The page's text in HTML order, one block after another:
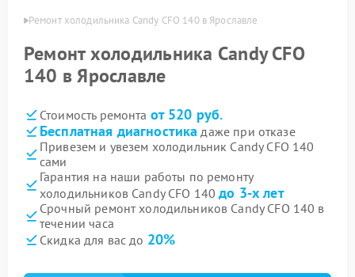
Ремонт холодильника Candy CFO 140 в Ярославле
Ремонт холодильника Candy CFO
140 в Ярославле
Стоимость ремонта от 520 руб.
Бесплатная диагностика даже при отказе
Привезем и увезем холодильник Candy CFO 140
сами
Гарантия на наши работы по ремонту
холодильников Candy CFO 140до 3-х лет
Срочный ремонт холодильников Candy CFO 140 в
течении часа
Скидка для вас до 20%